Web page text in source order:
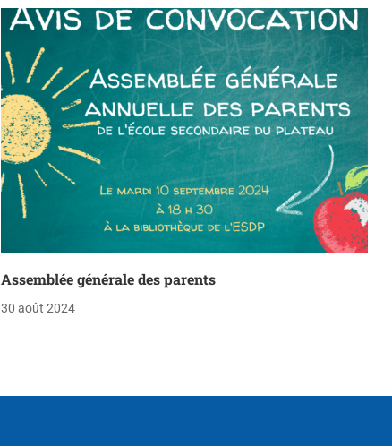
Assemblée générale des parents
30 août 2024